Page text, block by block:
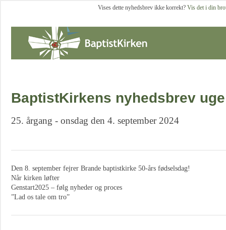
Vises dette nyhedsbrev ikke korrekt? Vis det i din
BaptistKirkens nyhedsbrev
25. årgang - onsdag den 4. september 2024
Den 8. september fejrer Brande baptistkirke 50-års fødselsdag!
Når kirken løfter
Genstart2025 – følg nyheder og proces
”Lad os tale om tro”